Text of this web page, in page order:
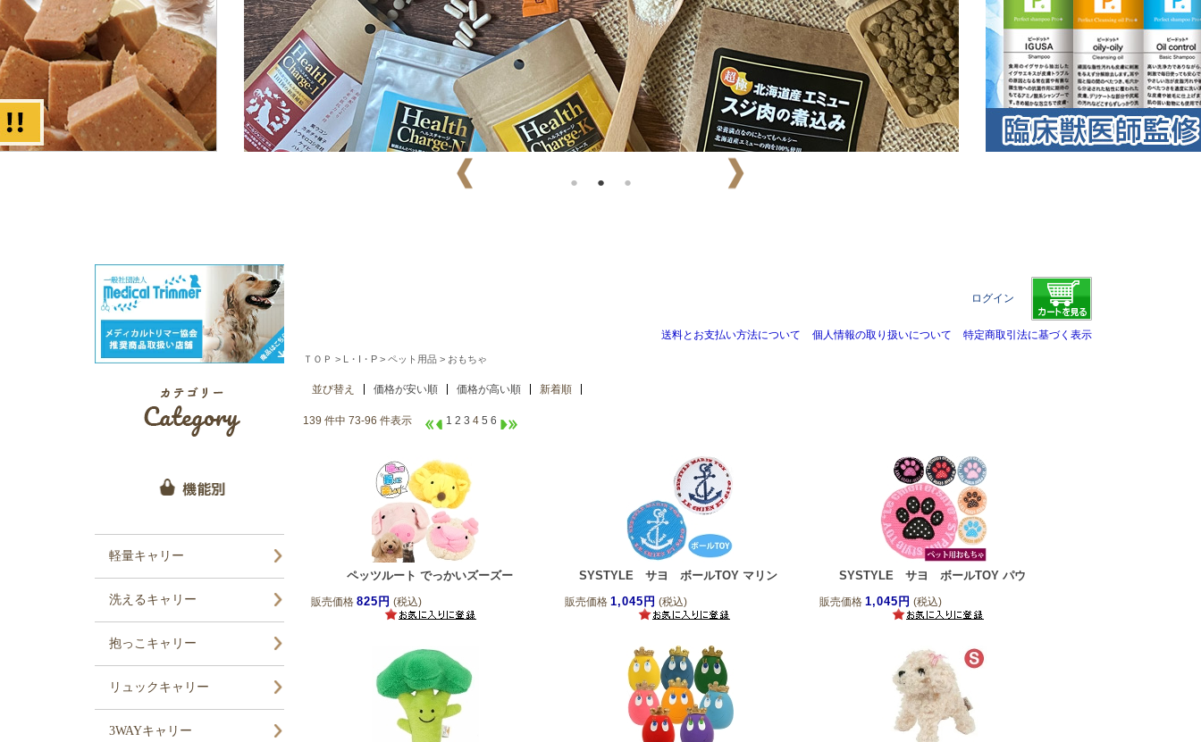
ログイン
送料とお支払い方法について 個人情報の取り扱いについて 特定商取引法に基づく表示
ＴＯＰ > L・I・P > ペット用品 > おもちゃ
並び替え 価格が安い順 価格が高い順 新着順
139 件中 73-96 件表示 1 2 3 4 5 6
ペッツルート でっかいズーズー
販売価格 825円 (税込)
SYSTYLE サヨ ボールTOY マリン
販売価格 1,045円 (税込)
SYSTYLE サヨ ボールTOY パウ
販売価格 1,045円 (税込)